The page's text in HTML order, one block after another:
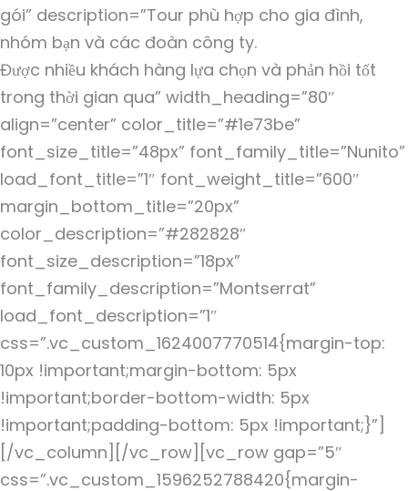
gói” description=”Tour phù hợp cho gia đình,
nhóm bạn và các đoàn công ty.
Được nhiều khách hàng lựa chọn và phản hồi tốt
trong thời gian qua” width_heading=”80″
align=”center” color_title=”#1e73be”
font_size_title=”48px” font_family_title=”Nunito”
load_font_title=”1″ font_weight_title=”600″
margin_bottom_title=”20px”
color_description=”#282828″
font_size_description=”18px”
font_family_description=”Montserrat”
load_font_description=”1″
css=”.vc_custom_1624007770514{margin-top:
10px !important;margin-bottom: 5px
!important;border-bottom-width: 5px
!important;padding-bottom: 5px !important;}”]
[/vc_column][/vc_row][vc_row gap=”5″
css=”.vc_custom_1596252788420{margin-